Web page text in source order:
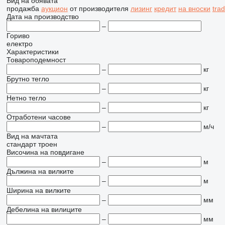
продажба аукцион от производителя лизинг кредит на вноски
Дата на производство
–
Гориво
електро
Характеристики
Товароподемност
–
кг
Брутно тегло
–
кг
Нетно тегло
–
кг
Отработени часове
–
м/ч
Вид на мачтата
стандарт троен
Височина на повдигане
–
м
Дължина на вилките
–
м
Ширина на вилките
–
мм
Дебелина на вилиците
–
мм